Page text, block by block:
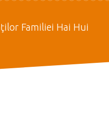
Familiei Hai Hui